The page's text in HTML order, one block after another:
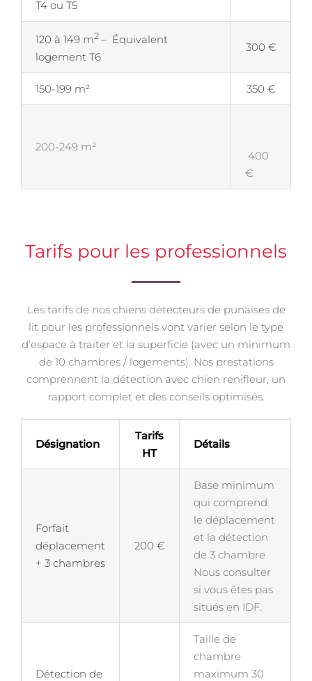
T4 ou T5
120 à 149 m2 – Équivalent
logement T6
300 €
150-199 m² 350 €
200-249 m²
400
€
Tarifs pour les professionnels
Les tarifs de nos chiens détecteurs de punaises de
lit pour les professionnels vont varier selon le type
d’espace à traiter et la superficie (avec un minimum
de 10 chambres / logements). Nos prestations
comprennent la détection avec chien renifleur, un
rapport complet et des conseils optimisés.
Désignation
Tarifs
HT
Détails
Forfait
déplacement
+ 3 chambres
200 €
Base minimum
qui comprend
le déplacement
et la détection
de 3 chambre
Nous consulter
si vous êtes pas
situés en IDF.
Détection de
Taille de
chambre
maximum 30